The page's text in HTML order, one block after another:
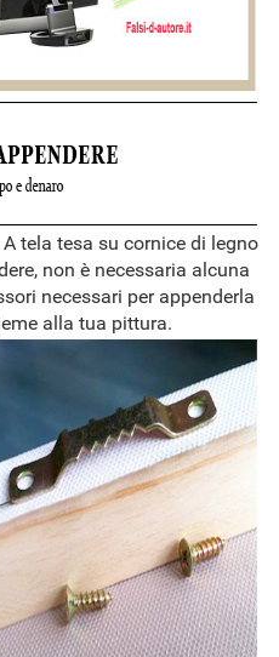
tela tesa su cornice di legno
non è necessaria alcuna
necessari per appenderla
alla tua pittura.